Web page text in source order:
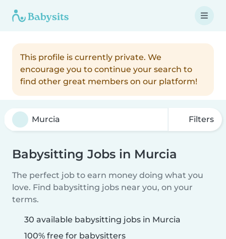
This profile is currently private. We
encourage you to continue your search to
find other great members on our platform!
Filters
Babysitting Jobs in Murcia
The perfect job to earn money doing what you
love. Find babysitting jobs near you, on your
terms.
30 available babysitting jobs in Murcia
100% free for babysitters